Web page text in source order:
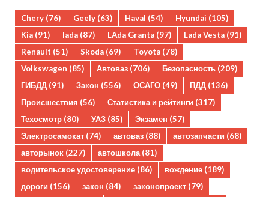
Chery (76) Geely (63) Haval (54) Hyundai (105)
Kia (91) lada (87) LAda Granta (97) Lada Vesta (91)
Renault (51) Skoda (69) Toyota (78)
Volkswagen (85) Автоваз (706) Безопасность (209)
ГИБДД (91) Закон (556) ОСАГО (49) ПДД (136)
Происшествия (56) Статистика и рейтинги (317)
Техосмотр (80) УАЗ (85) Экзамен (57)
Электросамокат (74) автоваз (88) автозапчасти (68)
авторынок (227) автошкола(81)
водительское удостоверение (86) вождение (189)
дороги (156) закон (84) законопроект (79)